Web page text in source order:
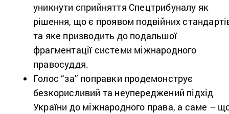
уникнути сприйняття Спецтрибуналу як
рішення, що є проявом подвійних
та яке призводить до подальшої
фрагментації системи міжнародного
правосуддя.
Голос “за” поправки продемонструє
безкорисливий та неупереджений підхід
України до міжнародного права, а саме –